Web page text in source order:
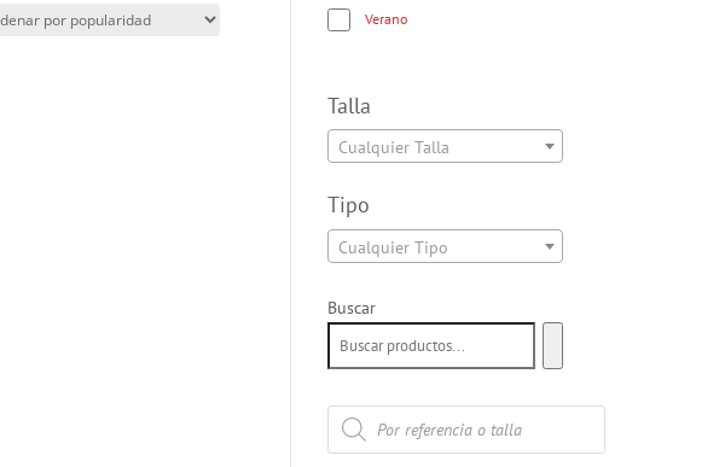
Verano
Talla
Cualquier Talla
Tipo
Cualquier Tipo
Buscar
Búsqueda
de
productos